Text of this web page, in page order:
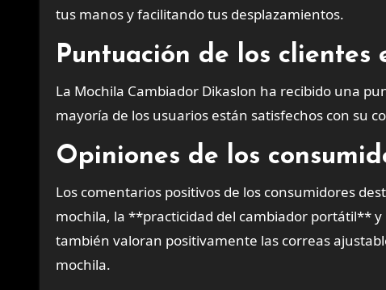
tus manos y facilitando tus desplazamientos.
Puntuación de los clientes
La Mochila Cambiador Dikaslon ha recibido una
mayoría de los usuarios están satisfechos con su
Opiniones de los
Los comentarios positivos de los consumidores
mochila, la **practicidad del cambiador portátil**
también valoran positivamente las correas
mochila.